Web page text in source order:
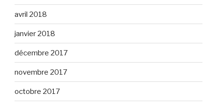
avril 2018
janvier 2018
décembre 2017
novembre 2017
octobre 2017